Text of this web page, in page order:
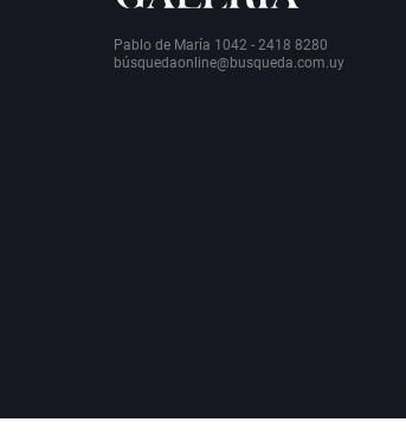
Pablo de María 1042 - 2418 8280
búsquedaonline@busqueda.com.uy